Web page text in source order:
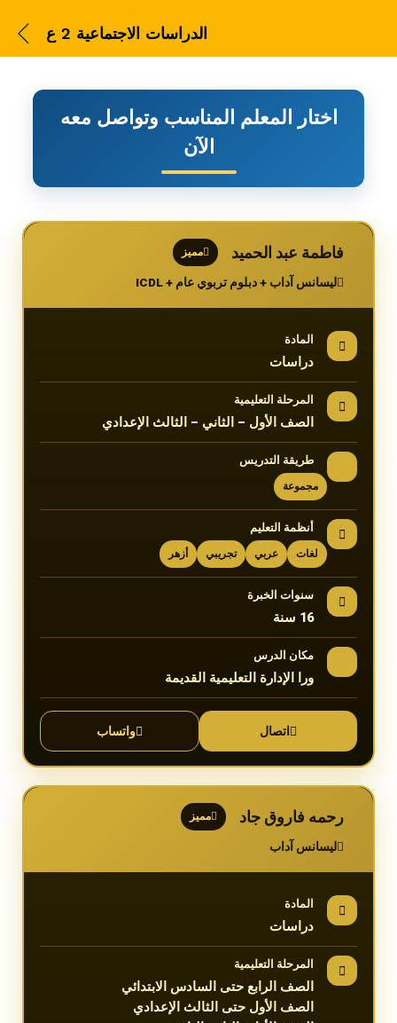
الدراسات الاجتماعية 2 ع
الدراسات الاجتماعية 2 ع
اختار المعلم المناسب وتواصل معه
الآن
فاطمة عبد الحميد مميز
ليسانس آداب + دبلوم تربوي عام + ICDL
المادة
دراسات
المرحلة التعليمية
الصف الأول – الثاني – الثالث الإعدادي
طريقة التدريس
مجموعة
أنظمة التعليم
لغات عربي تجريبي أزهر
سنوات الخبرة
16 سنة
مكان الدرس
ورا الإدارة التعليمية القديمة
اتصال واتساب
رحمه فاروق جاد مميز
ليسانس آداب
المادة
دراسات
المرحلة التعليمية
الصف الرابع حتى السادس الابتدائي
الصف الأول حتى الثالث الإعدادي